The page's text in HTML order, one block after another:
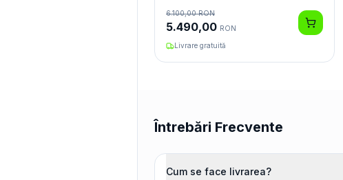
6.100,00RON
5.490,00 RON
Livrare gratuită
Întrebări Frecvente
Cum se face livrarea?